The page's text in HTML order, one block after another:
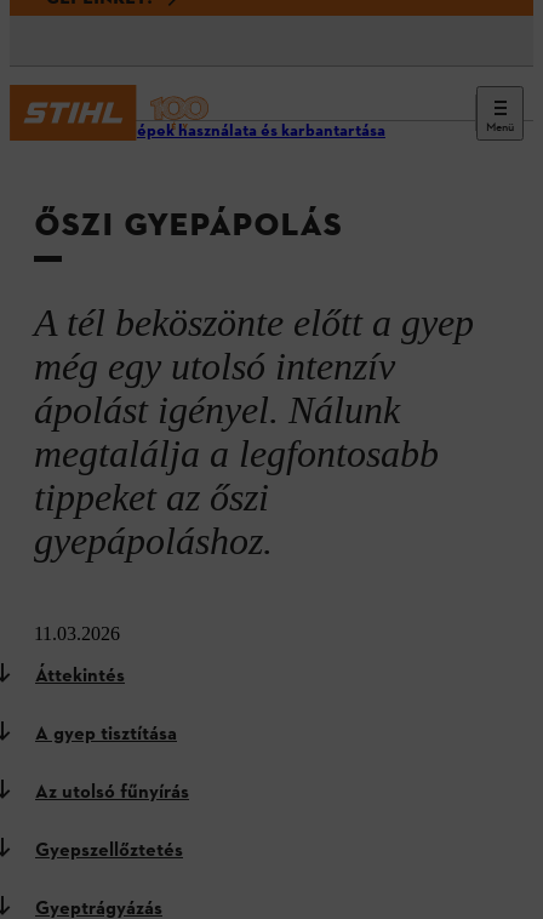
Menü
STIHL gépek használata és karbantartása
ŐSZI GYEPÁPOLÁS
A tél beköszönte előtt a gyep
még egy utolsó intenzív
ápolást igényel. Nálunk
megtalálja a legfontosabb
tippeket az őszi
gyepápoláshoz.
11.03.2026
Áttekintés
A gyep tisztítása
Az utolsó fűnyírás
Gyepszellőztetés
Gyeptrágyázás